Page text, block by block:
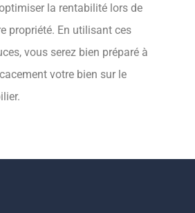
la rentabilité lors de
propriété. En utilisant ces
vous serez bien préparé à
votre bien sur le